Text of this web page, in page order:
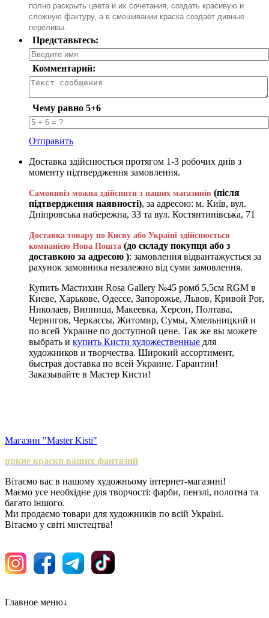
полно раскрыть цвета и их сочетания, создать красивую и
сложную фактуру, а в смешивании краска создаёт дивные
переливы.
Представьтесь:
Комментарий:
Чему равно 5+6
Отправить
Доставка здійснюється протягом 1-3 робочих днів з
моменту підтвердження замовлення.
Самовивіз можна здійснити з наших магазинів (після
підтвердження наявності), за адресою: м. Київ, вул.
Дніпровська набережна, 33 та вул. Костянтинівська, 71
Доставка товару по Києву або Україні здійснюється
компанією Нова Пошта (до складу покупця або з
доставкою за адресою ): замовлення відвантажується за
рахунок замовника незалежно від суми замовлення.
Купить Мастихин Rosa Gallery №45 ромб 5,5см RGM в
Киеве, Харькове, Одессе, Запорожье, Львов, Кривой Рог,
Николаев, Винница, Макеевка, Херсон, Полтава,
Чернигов, Черкассы, Житомир, Сумы, Хмельницкий и
по всей Украине по доступной цене. Так же вы можете
выбрать и купить Кисти художественные для
художников и творчества. Широкий ассортимент,
быстрая доставка по всей Украине. Гарантии!
Заказывайте в Мастер Кисти!
Магазин "Master Kisti"
яркие краски ваших фантазий
Вітаємо вас в нашому художньому інтернет-магазині!
Маємо усе необхідне для творчості: фарби, пензлі, полотна та
багато іншого.
Ми продаємо товари для художників по всій Україні.
Вітаємо у світі мистецтва!
Главное меню↓